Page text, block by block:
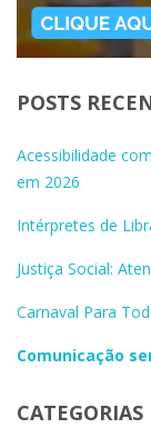
POSTS
Acessibilidade
em 2026
Intérpretes de
Justiça Social:
Carnaval Para
Comunicação
CATEGORIAS